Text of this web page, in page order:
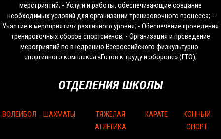
мероприятий; - Услуги и работы, обеспечивающие создание
необходимых условий для организации тренировочного процесса; -
Участие в мероприятиях различного уровня; - Обеспечение проведения
тренировочных сборов спортсменов; - Организация и проведение
мероприятий по внедрению Всероссийского физкультурно-
спортивного комплекса «Готов к труду и обороне» (ГТО);
ОТДЕЛЕНИЯ ШКОЛЫ
ВОЛЕЙБОЛ ШАХМАТЫ
ТЯЖЕЛАЯ
АТЛЕТИКА
КАРАТЕ
КОННЫЙ
СПОРТ